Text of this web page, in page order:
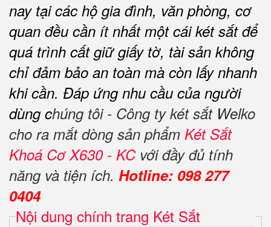
nay tại các hộ gia đình, văn phòng, cơ
quan đều cần ít nhất một cái két sắt để
quá trình cất giữ giấy tờ, tài sản không
chỉ đảm bảo an toàn mà còn lấy nhanh
khi cần. Đáp ứng nhu cầu của người
dùng chúng tôi - Công ty két sắt Welko
cho ra mắt dòng sản phẩm Két Sắt
Khoá Cơ X630 - KCvới đầy đủ tính
năng và tiện ích. Hotline: 098 277
0404
Nội dung chính trang Két Sắt